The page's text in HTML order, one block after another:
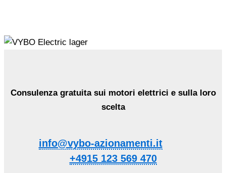
Consulenza gratuita sui motori elettrici e sulla loro
scelta
info@vybo-azionamenti.it
+4915 123 569 470